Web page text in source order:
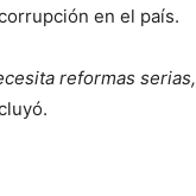
en el país.
reformas serias,